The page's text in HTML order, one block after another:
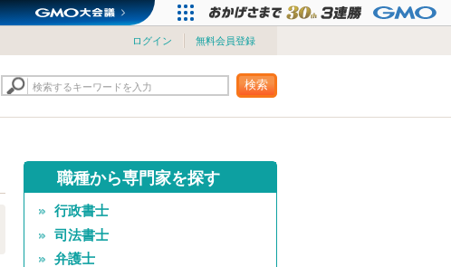
ログイン 無料会員登録
検索するキーワードを入力 検索
職種から専門家を探す
行政書士
司法書士
弁護士